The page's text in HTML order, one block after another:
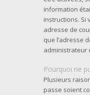
information
instructions. Si
adresse de
que l’adresse
administrateur
Pourquoi ne
Plusieurs
passe soient